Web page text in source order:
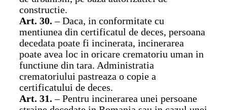
constructie.
Art. 30. – Daca, in conformitate cu
mentiunea din certificatul de deces, persoana
decedata poate fi incinerata, incinerarea
poate avea loc in oricare crematoriu uman in
functiune din tara. Administratia
crematoriului pastreaza o copie a
certificatului de deces.
Art. 31.– Pentru incinerarea unei persoane